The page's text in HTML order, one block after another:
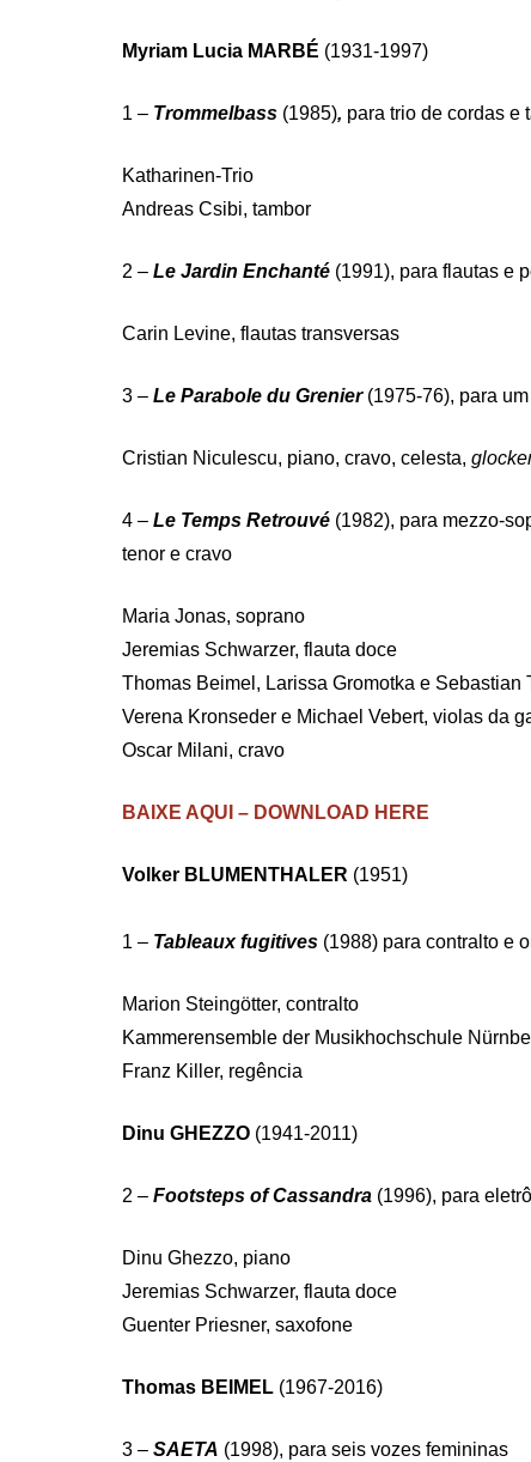
Myriam Lucia MARBÉ (1931-1997)
1 – Trommelbass (1985), para trio de cordas e
Katharinen-Trio
Andreas Csibi, tambor
2 – Le Jardin Enchanté (1991), para flautas e
Carin Levine, flautas transversas
3 – Le Parabole du Grenier (1975-76), para
Cristian Niculescu, piano, cravo, celesta,
4 – Le Temps Retrouvé (1982), para mezzo-
tenor e cravo
Maria Jonas, soprano
Jeremias Schwarzer, flauta doce
Thomas Beimel, Larissa Gromotka e Sebastian
Verena Kronseder e Michael Vebert, violas da
Oscar Milani, cravo
BAIXE AQUI – DOWNLOAD HERE
Volker BLUMENTHALER (1951)
1 – Tableaux fugitives (1988) para contralto e
Marion Steingötter, contralto
Kammerensemble der Musikhochschule
Franz Killer, regência
Dinu GHEZZO (1941-2011)
2 – Footsteps of Cassandra (1996), para
Dinu Ghezzo, piano
Jeremias Schwarzer, flauta doce
Guenter Priesner, saxofone
Thomas BEIMEL (1967-2016)
3 – SAETA (1998), para seis vozes femininas